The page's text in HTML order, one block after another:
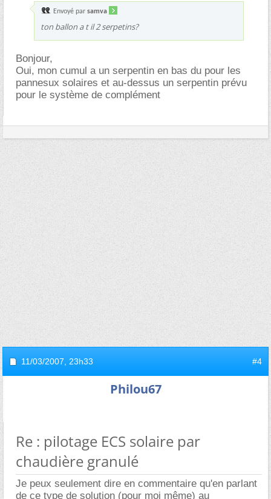
Envoyé par samva
ton ballon a t il 2 serpetins?
Bonjour,
Oui, mon cumul a un serpentin en bas du pour les
pannesux solaires et au-dessus un serpentin prévu
pour le système de complément
11/03/2007, 23h33 #4
Philou67
Re : pilotage ECS solaire par
chaudière granulé
Je peux seulement dire en commentaire qu'en parlant
de ce type de solution (pour moi même) au